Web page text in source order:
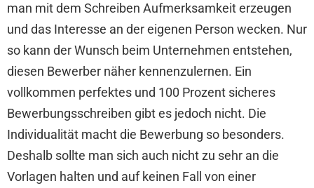
man mit dem Schreiben Aufmerksamkeit erzeugen
und das Interesse an der eigenen Person wecken. Nur
so kann der Wunsch beim Unternehmen entstehen,
diesen Bewerber näher kennenzulernen. Ein
vollkommen perfektes und 100 Prozent sicheres
Bewerbungsschreiben gibt es jedoch nicht. Die
Individualität macht die Bewerbung so besonders.
Deshalb sollte man sich auch nicht zu sehr an die
Vorlagen halten und auf keinen Fall von einer